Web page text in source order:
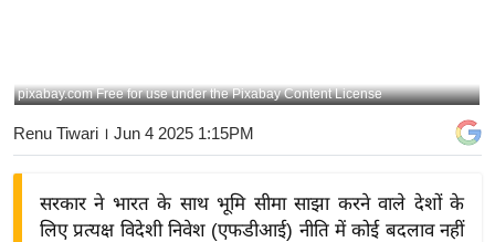
य
ज़
pixabay.com Free for use under the Pixabay Content License
Renu Tiwari । Jun 4 2025 1:15PM
सरकार ने भारत के साथ भूमि सीमा साझा करने वाले देशों के
लिए प्रत्यक्ष विदेशी निवेश (एफडीआई) नीति में कोई बदलाव नहीं